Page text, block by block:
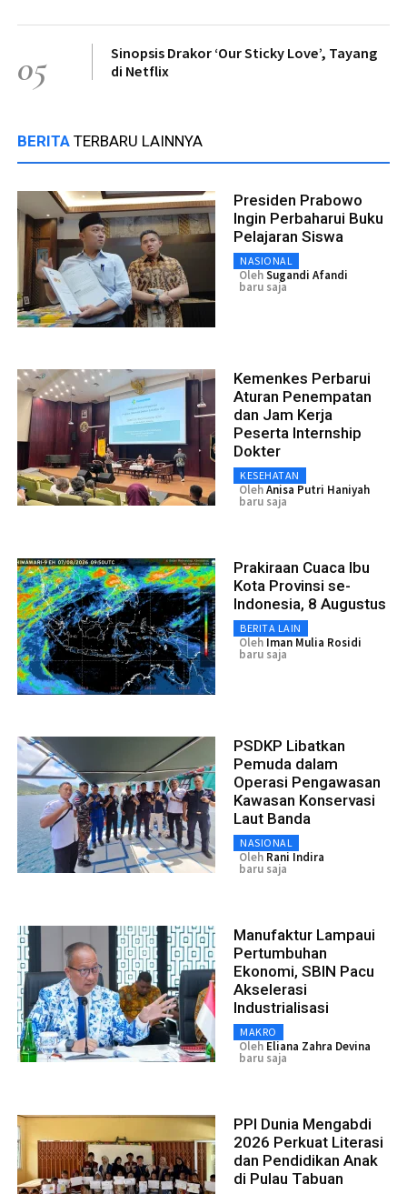
05
Sinopsis Drakor ‘Our Sticky Love’, Tayang
di Netflix
BERITA TERBARU LAINNYA
Presiden Prabowo
Ingin Perbaharui Buku
Pelajaran Siswa
NASIONAL
OlehSugandi Afandi
baru saja
Kemenkes Perbarui
Aturan Penempatan
dan Jam Kerja
Peserta Internship
Dokter
KESEHATAN
OlehAnisa Putri Haniyah
baru saja
Prakiraan Cuaca Ibu
Kota Provinsi se-
Indonesia, 8 Augustus
BERITA LAIN
Oleh Iman Mulia Rosidi
baru saja
PSDKP Libatkan
Pemuda dalam
Operasi Pengawasan
Kawasan Konservasi
Laut Banda
NASIONAL
Oleh Rani Indira
baru saja
Manufaktur Lampaui
Pertumbuhan
Ekonomi, SBIN Pacu
Akselerasi
Industrialisasi
MAKRO
Oleh Eliana Zahra Devina
baru saja
PPI Dunia Mengabdi
2026 Perkuat Literasi
dan Pendidikan Anak
di Pulau Tabuan